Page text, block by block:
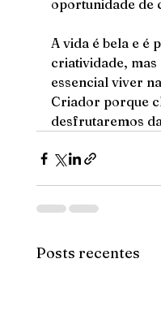
oportunidade de
A vida é bela e é
criatividade, mas
essencial viver
Criador porque
desfrutaremos
Posts recentes